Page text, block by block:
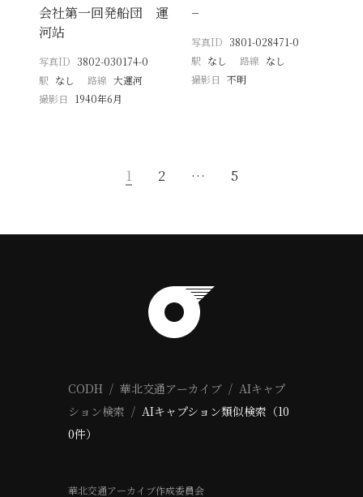
会社第一回発船団 運
河站
写真ID 3802-030174-0
駅 なし 路線 大運河
撮影日
1940年6月
−
写真ID 3801-028471-0
駅 なし 路線 なし
撮影日 不明
1 2 … 5
CODH 華北交通アーカイブ
AIキャプ
ション検索
AIキャプション類似検索（10
0件）
華北交通アーカイブ作成委員会